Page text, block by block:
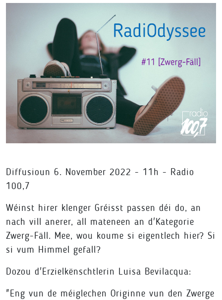
Diffusioun 6. November 2022 - 11h - Radio
100,7
Wéinst hirer klenger Gréisst passen déi do, an
nach vill anerer, all mateneen an d'Kategorie
Zwerg-Fäll. Mee, wou koume si eigentlech hier? Si
si vum Himmel gefall?
Dozou d'Erzielkënschtlerin Luisa Bevilacqua:
"Eng vun de méiglechen Originne vun den Zwerge